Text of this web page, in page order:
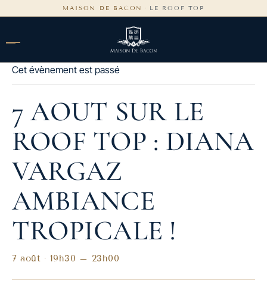
MAISON DE BACON · LE ROOF TOP
principal
Cet évènement est passé
7 AOUT SUR LE
ROOF TOP : DIANA
VARGAZ
AMBIANCE
TROPICALE !
7 août · 19h30 – 23h00